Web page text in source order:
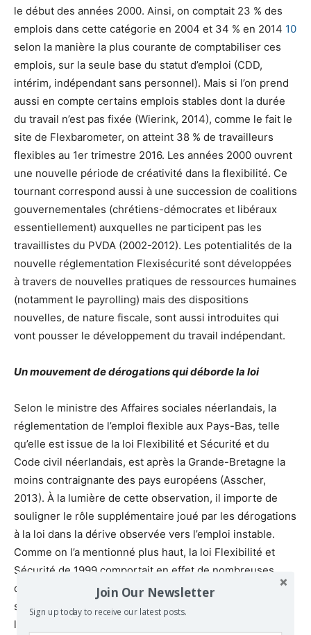
le début des années 2000. Ainsi, on comptait 23 % des
emplois dans cette catégorie en 2004 et 34 % en 2014 10
selon la manière la plus courante de comptabiliser ces
emplois, sur la seule base du statut d’emploi (CDD,
intérim, indépendant sans personnel). Mais si l’on prend
aussi en compte certains emplois stables dont la durée
du travail n’est pas fixée (Wierink, 2014), comme le fait le
site de Flexbarometer, on atteint 38 % de travailleurs
flexibles au 1er trimestre 2016. Les années 2000 ouvrent
une nouvelle période de créativité dans la flexibilité. Ce
tournant correspond aussi à une succession de coalitions
gouvernementales (chrétiens-démocrates et libéraux
essentiellement) auxquelles ne participent pas les
travaillistes du PVDA (2002-2012). Les potentialités de la
nouvelle réglementation Flexisécurité sont développées
à travers de nouvelles pratiques de ressources humaines
(notamment le payrolling) mais des dispositions
nouvelles, de nature fiscale, sont aussi introduites qui
vont pousser le développement du travail indépendant.
Un mouvement de dérogations qui déborde la loi
Selon le ministre des Affaires sociales néerlandais, la
réglementation de l’emploi flexible aux Pays-Bas, telle
qu’elle est issue de la loi Flexibilité et Sécurité et du
Code civil néerlandais, est après la Grande-Bretagne la
moins contraignante des pays européens (Asscher,
2013). À la lumière de cette observation, il importe de
souligner le rôle supplémentaire joué par les dérogations
à la loi dans la dérive observée vers l’emploi instable.
Comme on l’a mentionné plus haut, la loi Flexibilité et
Sécurité de 1999 comportait en effet de nombreuses
dispositions ouvertes à dérogation par les partenaires
sociaux, tant en faveur qu’en défaveur des salariés.
l’époque, la FNV s’en était réjouie, dans l’espoir affiché
Join Our Newsletter
Sign up today to receive our latest posts.